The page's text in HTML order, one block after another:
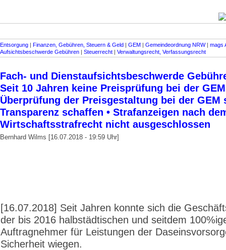
Entsorgung | Finanzen, Gebühren, Steuern & Geld | GEM | Gemeindeordnung NRW| mags
Aufsichtsbeschwerde Gebühren | Steuerrecht | Verwaltungsrecht, Verfassungsrecht
Fach- und Dienstaufsichtsbeschwerde
Seit 10 Jahren keine Preisprüfung bei der GEM
Überprüfung der Preisgestaltung bei der GEM
Transparenz schaffen • Strafanzeigen nach
Wirtschaftsstrafrecht nicht ausgeschlossen
Bernhard Wilms [16.07.2018 - 19:59 Uhr]
[16.07.2018] Seit Jahren konnte sich die
der bis 2016 halbstädtischen und seitdem
Auftrag­nehmer für Leistungen der
Sicherheit wiegen.